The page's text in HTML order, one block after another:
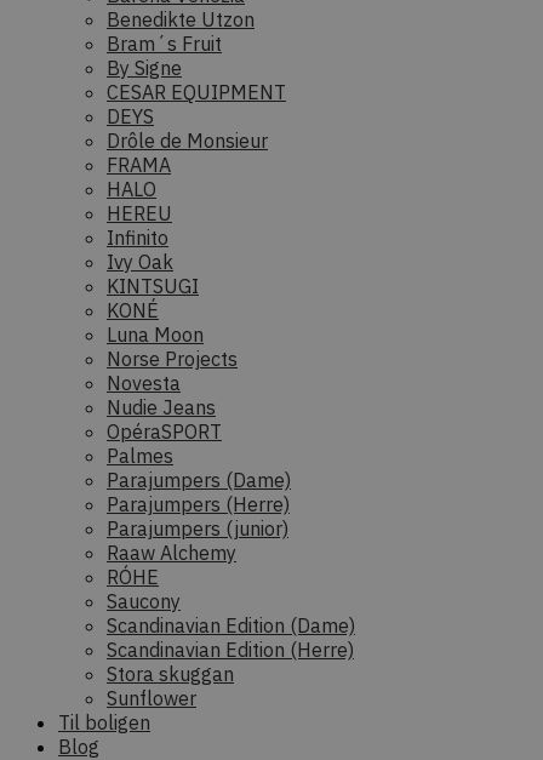
Benedikte Utzon
Bram´s Fruit
By Signe
CESAR EQUIPMENT
DEYS
Drôle de Monsieur
FRAMA
HALO
HEREU
Infinito
Ivy Oak
KINTSUGI
KONÉ
Luna Moon
Norse Projects
Novesta
Nudie Jeans
OpéraSPORT
Palmes
Parajumpers (Dame)
Parajumpers (Herre)
Parajumpers (junior)
Raaw Alchemy
RÓHE
Saucony
Scandinavian Edition (Dame)
Scandinavian Edition (Herre)
Stora skuggan
Sunflower
Til boligen
Blog